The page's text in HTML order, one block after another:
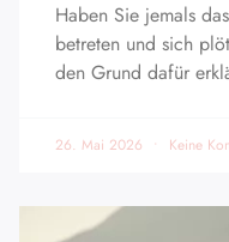
Haben Sie jemals
betreten und sich
den Grund dafür
26. Mai 2026 Keine